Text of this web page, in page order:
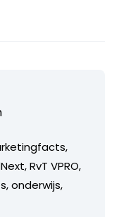
RvT VPRO,
onderwijs,